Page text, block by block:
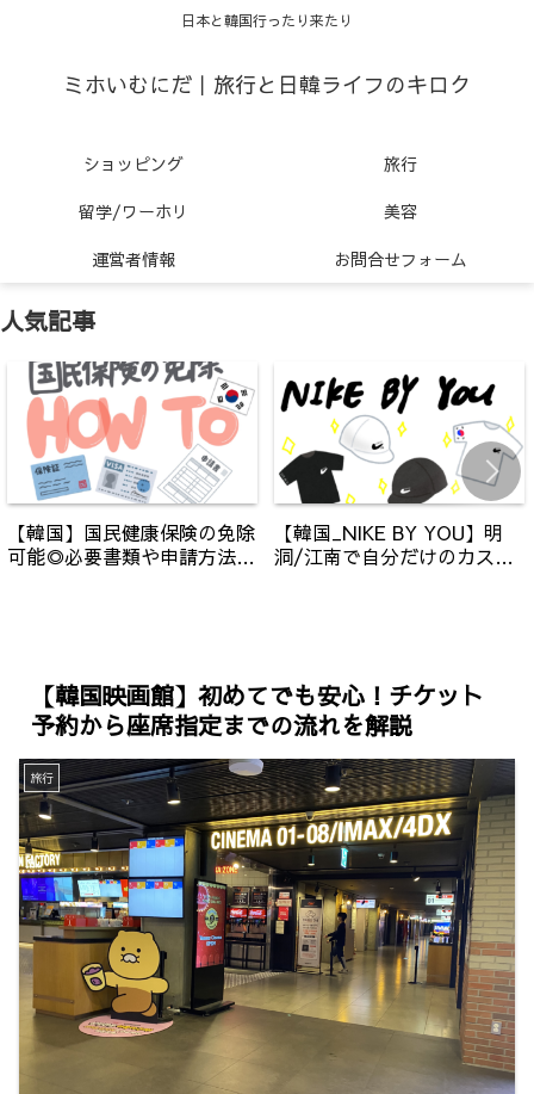
日本と韓国行ったり来たり
ミホいむにだ｜旅行と日韓ライフのキロク
ショッピング
旅行
留学/ワーホリ
美容
運営者情報
お問合せフォーム
人気記事
【韓国】国民健康保険の免除
可能◎必要書類や申請方法の
【韓国_NIKE BY YOU】明
洞/江南で自分だけのカスタ
【韓国映画館】初めてでも安心！チケット
予約から座席指定までの流れを解説
旅行